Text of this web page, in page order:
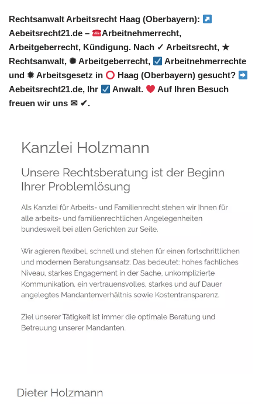
Rechtsanwalt Arbeitsrecht Haag (Oberbayern):
Aebeitsrecht21.de –
Arbeitnehmerrecht,
Arbeitgeberrecht, Kündigung. Nach ✓ Arbeitsrecht, ★
Rechtsanwalt, ✺ Arbeitgeberrecht,
Arbeitnehmerrechte
und ✹ Arbeitsgesetz in
Haag (Oberbayern) gesucht?
Aebeitsrecht21.de, Ihr
Anwalt.
Auf Ihren Besuch
freuen wir uns ✉ ✔.